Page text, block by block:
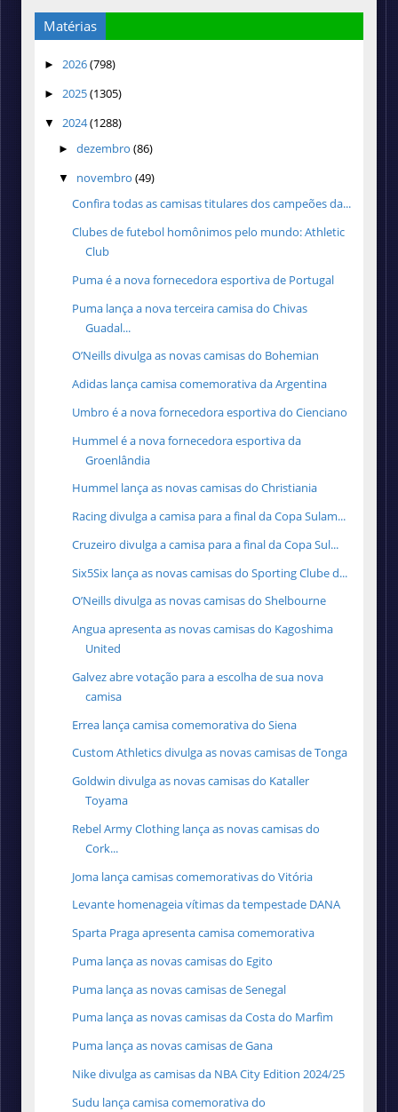
Matérias
► 2026(798)
► 2025(1305)
▼ 2024(1288)
► dezembro (86)
▼ novembro (49)
Confira todas as camisas titulares dos campeões da...
Clubes de futebol homônimos pelo mundo: Athletic
Club
Puma é a nova fornecedora esportiva de Portugal
Puma lança a nova terceira camisa do Chivas
Guadal...
O’Neills divulga as novas camisas do Bohemian
Adidas lança camisa comemorativa da Argentina
Umbro é a nova fornecedora esportiva do Cienciano
Hummel é a nova fornecedora esportiva da
Groenlândia
Hummel lança as novas camisas do Christiania
Racing divulga a camisa para a final da Copa Sulam...
Cruzeiro divulga a camisa para a final da Copa Sul...
Six5Six lança as novas camisas do Sporting Clube d...
O’Neills divulga as novas camisas do Shelbourne
Angua apresenta as novas camisas do Kagoshima
United
Galvez abre votação para a escolha de sua nova
camisa
Errea lança camisa comemorativa do Siena
Custom Athletics divulga as novas camisas de Tonga
Goldwin divulga as novas camisas do Kataller
Toyama
Rebel Army Clothing lança as novas camisas do
Cork...
Joma lança camisas comemorativas do Vitória
Levante homenageia vítimas da tempestade DANA
Sparta Praga apresenta camisa comemorativa
Puma lança as novas camisas do Egito
Puma lança as novas camisas de Senegal
Puma lança as novas camisas da Costa do Marfim
Puma lança as novas camisas de Gana
Nike divulga as camisas da NBA City Edition 2024/25
Sudu lança camisa comemorativa do